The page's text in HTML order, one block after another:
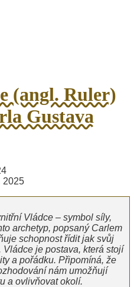
(angl. Ruler)
Gustava
2025
Vládce – symbol síly,
archetyp, popsaný Carlem
schopnost řídit jak svůj
je postava, která stojí
a pořádku. Připomíná, že
nám umožňují
a ovlivňovat okolí.